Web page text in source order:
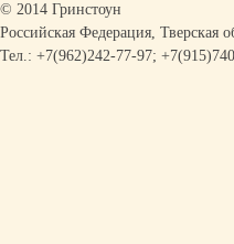
© 2014 Гринстоун
Российская Федерация, Тверская
Тел.: +7(962)242-77-97;